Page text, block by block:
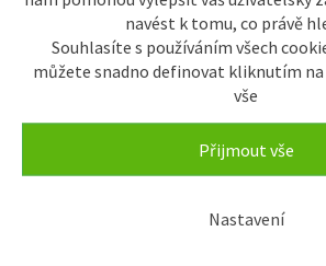
navést k tomu, co právě
Souhlasíte s používáním všech
můžete snadno definovat kliknutím
vše
Přijmout vše
Nastavení